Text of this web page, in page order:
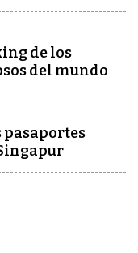
de los
del mundo
pasaportes